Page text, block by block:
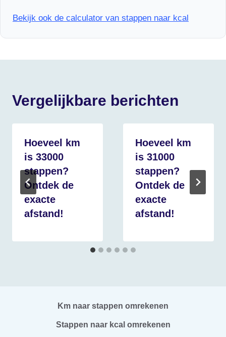
Bekijk ook de calculator van stappen naar kcal
Vergelijkbare berichten
Hoeveel km
is 33000
stappen?
Ontdek de
exacte
afstand!
Hoeveel km
is 31000
stappen?
Ontdek de
exacte
afstand!
Km naar stappen omrekenen
Stappen naar kcal omrekenen